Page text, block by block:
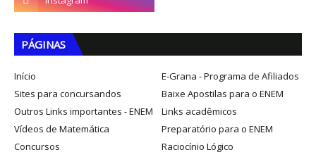
PÁGINAS
Início
E-Grana - Programa de Afiliados
Sites para concursandos
Baixe Apostilas para o ENEM
Outros Links importantes - ENEM
Links acadêmicos
Vídeos de Matemática
Preparatório para o ENEM
Concursos
Raciocínio Lógico